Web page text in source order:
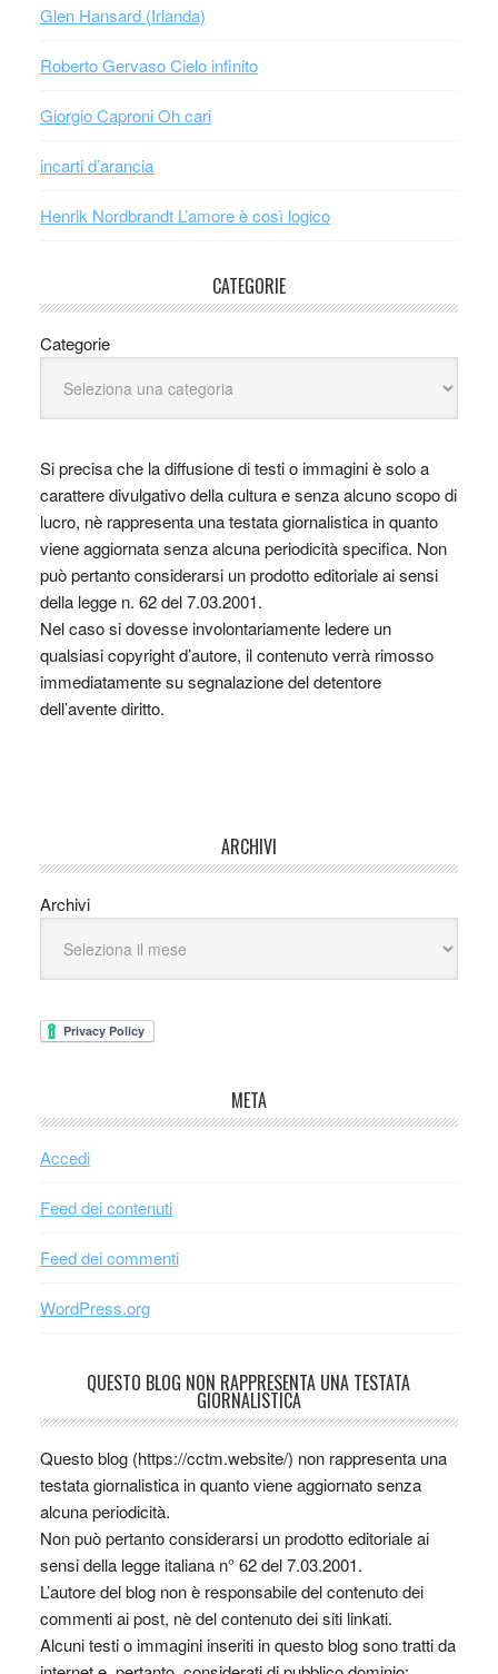
Glen Hansard (Irlanda)
Roberto Gervaso Cielo infinito
Giorgio Caproni Oh cari
incarti d’arancia
Henrik Nordbrandt L’amore è così logico
CATEGORIE
Categorie
Si precisa che la diffusione di testi o immagini è solo a
carattere divulgativo della cultura e senza alcuno scopo di
lucro, nè rappresenta una testata giornalistica in quanto
viene aggiornata senza alcuna periodicità specifica. Non
può pertanto considerarsi un prodotto editoriale ai sensi
della legge n. 62 del 7.03.2001.
Nel caso si dovesse involontariamente ledere un
qualsiasi copyright d’autore, il contenuto verrà rimosso
immediatamente su segnalazione del detentore
dell’avente diritto.
ARCHIVI
Archivi
META
Accedi
Feed dei contenuti
Feed dei commenti
WordPress.org
QUESTO BLOG NON RAPPRESENTA UNA TESTATA
GIORNALISTICA
Questo blog (https://cctm.website/) non rappresenta una
testata giornalistica in quanto viene aggiornato senza
alcuna periodicità.
Non può pertanto considerarsi un prodotto editoriale ai
sensi della legge italiana n° 62 del 7.03.2001.
L’autore del blog non è responsabile del contenuto dei
commenti ai post, nè del contenuto dei siti linkati.
Alcuni testi o immagini inseriti in questo blog sono tratti da